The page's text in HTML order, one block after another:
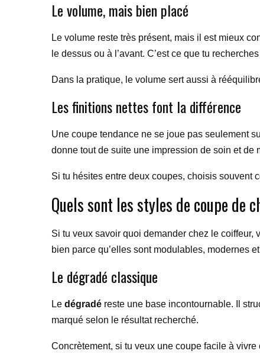
Le volume, mais bien placé
Le volume reste très présent, mais il est mieux
le dessus ou à l’avant. C’est ce que tu
Dans la pratique, le volume sert aussi à
Les finitions nettes font la différence
Une coupe tendance ne se joue pas seulement
donne tout de suite une impression de soin et de
Si tu hésites entre deux coupes, choisis souvent
Quels sont les styles de coupe de
Si tu veux savoir quoi demander chez le
bien parce qu’elles sont modulables, modernes
Le dégradé classique
Le dégradé reste une base incontournable. Il
marqué selon le résultat recherché.
Concrètement, si tu veux une coupe facile à